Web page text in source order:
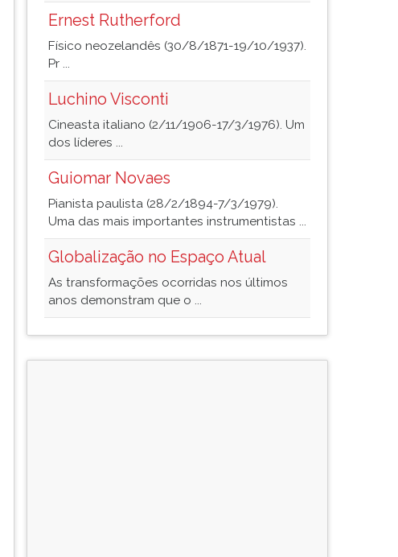
Ernest Rutherford
Físico neozelandês (30/8/1871-19/10/1937).
Pr ...
Luchino Visconti
Cineasta italiano (2/11/1906-17/3/1976). Um
dos líderes ...
Guiomar Novaes
Pianista paulista (28/2/1894-7/3/1979).
Uma das mais importantes instrumentistas ...
Globalização no Espaço Atual
As transformações ocorridas nos últimos
anos demonstram que o ...